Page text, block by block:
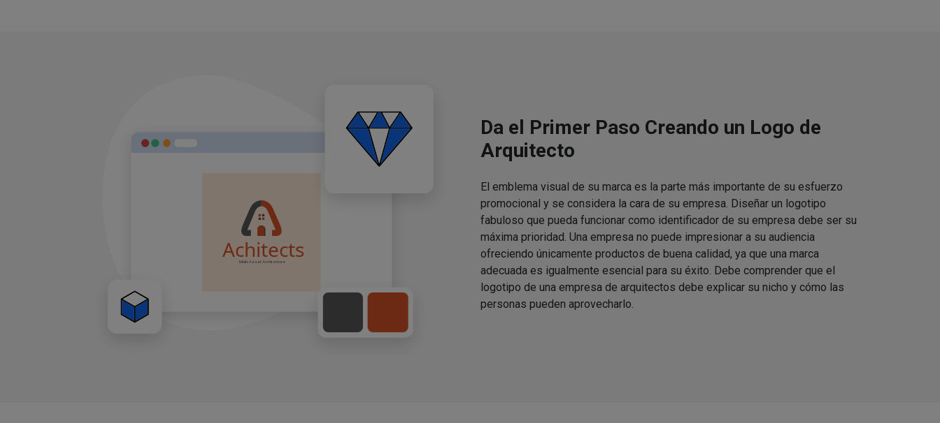
Da el Primer Paso Creando un Logo de
Arquitecto
El emblema visual de su marca es la parte más importante de su esfuerzo
promocional y se considera la cara de su empresa. Diseñar un logotipo
fabuloso que pueda funcionar como identificador de su empresa debe ser su
máxima prioridad. Una empresa no puede impresionar a su audiencia
ofreciendo únicamente productos de buena calidad, ya que una marca
adecuada es igualmente esencial para su éxito. Debe comprender que el
logotipo de una empresa de arquitectos debe explicar su nicho y cómo las
personas pueden aprovecharlo.